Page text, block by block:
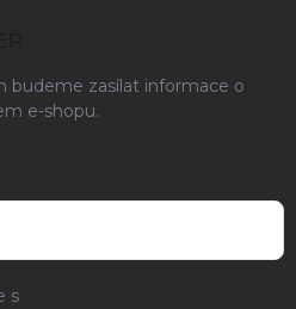
budeme zasílat informace o
e-shopu.
s